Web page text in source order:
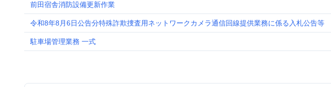
前田宿舎消防設備更新作業
令和8年8月6日公告分特殊詐欺捜査用ネットワークカメラ通信回線提供業務に係る入札公告等
駐車場管理業務 一式